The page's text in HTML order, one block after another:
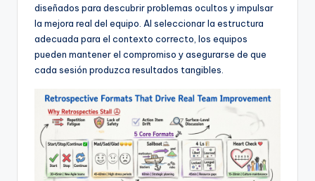
&
D
diseñados para descubrir problemas ocultos y impulsar
la mejora real del equipo. Al seleccionar la estructura
adecuada para el contexto correcto, los equipos
pueden mantener el compromiso y asegurarse de que
cada sesión produzca resultados tangibles.